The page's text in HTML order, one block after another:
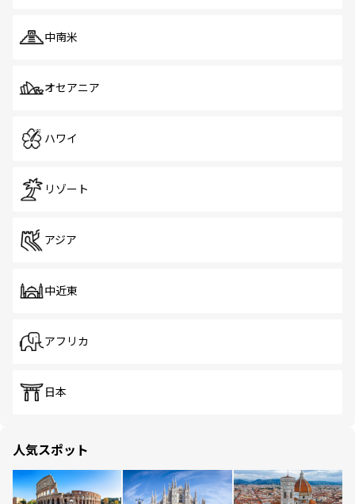
中南米
オセアニア
ハワイ
リゾート
アジア
中近東
アフリカ
日本
人気スポット